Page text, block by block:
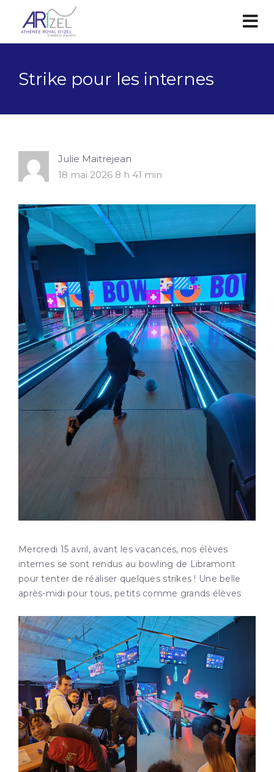
Strike pour les internes
Julie Maitrejean
18 mai 2026 8 h 41 min
Mercredi 15 avril, avant les vacances, nos élèves
internes se sont rendus au bowling de Libramont
pour tenter de réaliser quelques strikes ! Une belle
après-midi pour tous, petits comme grands élèves